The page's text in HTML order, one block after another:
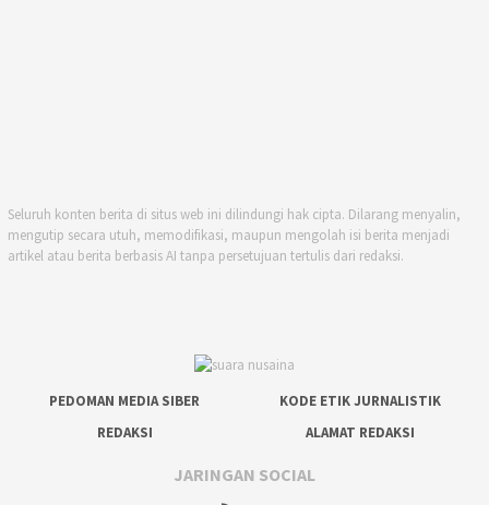
Seluruh konten berita di situs web ini dilindungi hak cipta. Dilarang menyalin,
mengutip secara utuh, memodifikasi, maupun mengolah isi berita menjadi
artikel atau berita berbasis AI tanpa persetujuan tertulis dari redaksi.
PEDOMAN MEDIA SIBER
KODE ETIK JURNALISTIK
REDAKSI
ALAMAT REDAKSI
JARINGAN SOCIAL